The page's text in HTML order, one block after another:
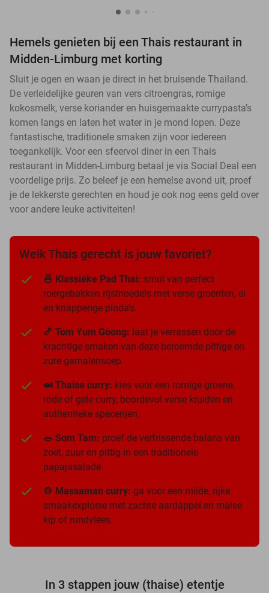
Hemels genieten bij een Thais restaurant in
Midden-Limburg met korting
Sluit je ogen en waan je direct in het bruisende Thailand.
De verleidelijke geuren van vers citroengras, romige
kokosmelk, verse koriander en huisgemaakte currypasta’s
komen langs en laten het water in je mond lopen. Deze
fantastische, traditionele smaken zijn voor iedereen
toegankelijk. Voor een sfeervol diner in een Thais
restaurant in Midden-Limburg betaal je via Social Deal een
voordelige prijs. Zo beleef je een hemelse avond uit, proef
je de lekkerste gerechten en houd je ook nog eens geld over
voor andere leuke activiteiten!
Welk Thais gerecht is jouw favoriet?
🍜 Klassieke Pad Thai: smul van perfect
roergebakken rijstnoedels met verse groenten, ei
en knapperige pinda's.
🍤 Tom Yum Goong: laat je verrassen door de
krachtige smaken van deze beroemde pittige en
zure garnalensoep.
🍛 Thaise curry: kies voor een romige groene,
rode of gele curry, boordevol verse kruiden en
authentieke specerijen.
🥗 Som Tam: proef de verfrissende balans van
zoet, zuur en pittig in een traditionele
papajasalade.
🍲 Massaman curry: ga voor een milde, rijke
smaakexplosie met zachte aardappel en malse
kip of rundvlees.
In 3 stappen jouw (thaise) etentje